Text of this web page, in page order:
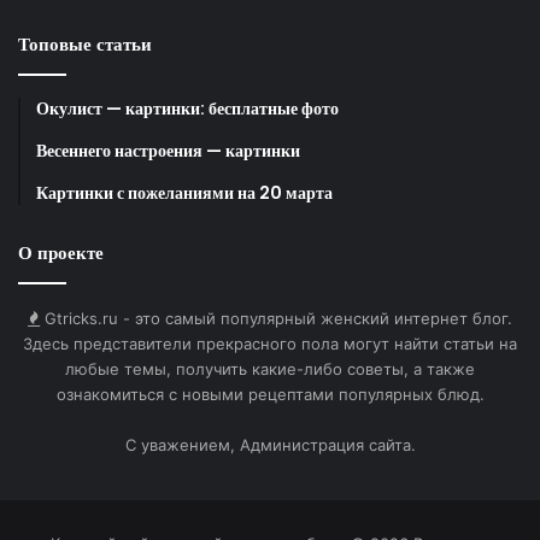
полностью устраняются такие барьеры, как
громкий звук и отдача, что создает идеальную
среду для отработки техники. Благодаря такому
подойти к первым стрельбам с боевыми патронами
психологически готовой и с четким пониманием
своих действий, что закладывает основу для
безопасного, эффективного и по-настоящему
увлекательного пути в мире практической
стрельбы.
Топовые статьи
Окулист — картинки: бесплатные фото
Весеннего настроения — картинки
Картинки с пожеланиями на 20 марта
О проекте
Gtricks.ru - это самый популярный женский интернет блог.
Здесь представители прекрасного пола могут найти статьи на
любые темы, получить какие-либо советы, а также
ознакомиться с новыми рецептами популярных блюд.
С уважением, Администрация сайта.